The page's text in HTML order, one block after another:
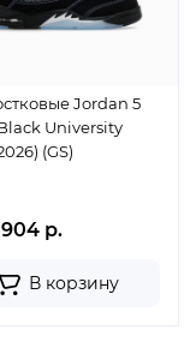
Jordan 5
University
(GS)
р.
В корзину